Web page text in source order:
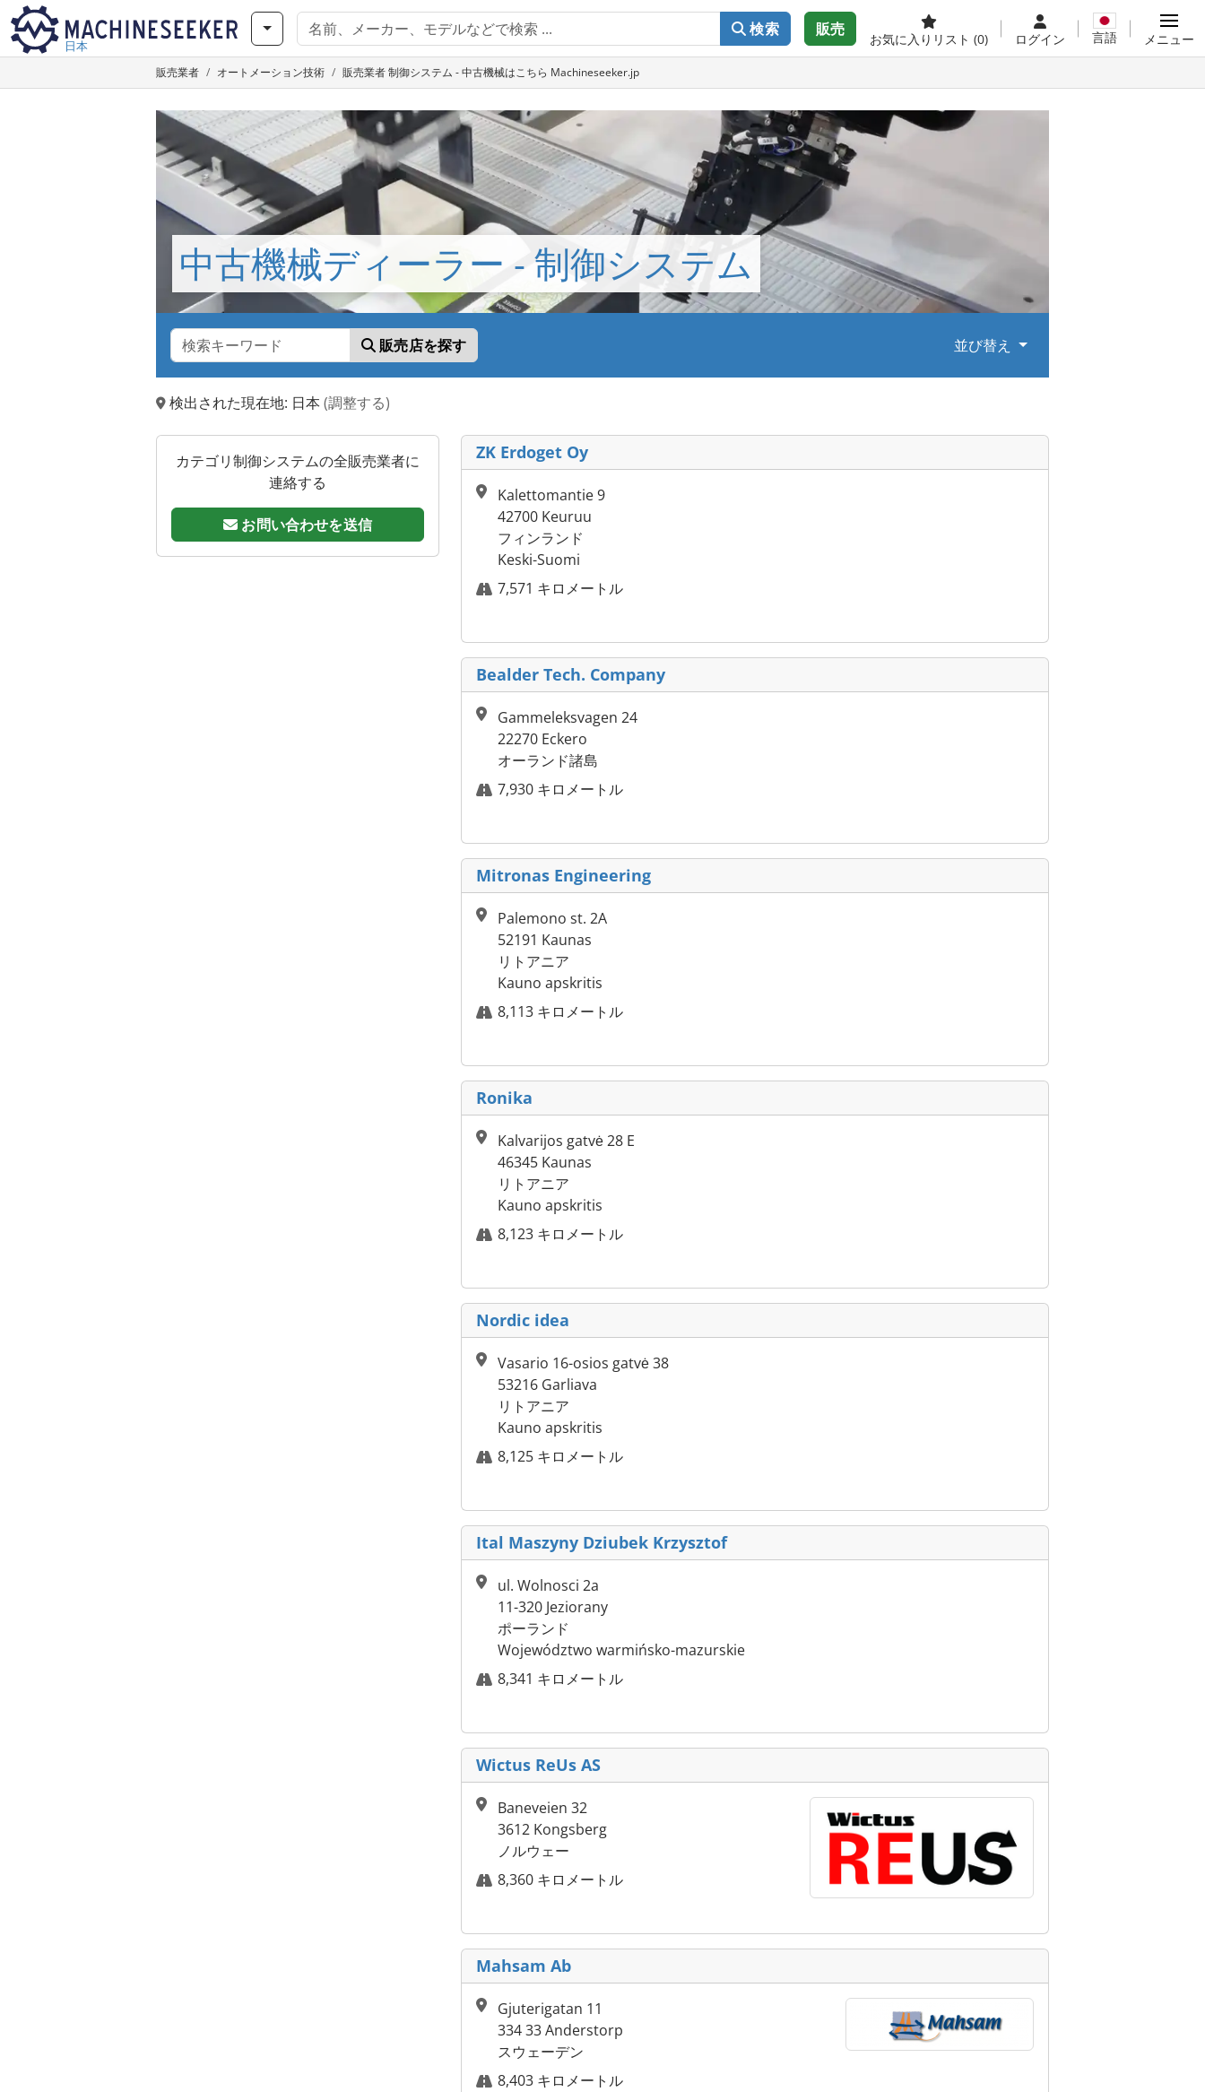
日本
検索 販売
お気に入りリスト (0) ログイン 言語 メニュー
販売業者 オートメーション技術 販売業者 制御システム - 中古機械はこちら Machineseeker.jp
中古機械ディーラー - 制御システム
販売店を探す 並び替え
検出された現在地: 日本 (調整する)
カテゴリ制御システムの全販売業者に
連絡する
お問い合わせを送信
ZK Erdoget Oy
Kalettomantie 9
42700 Keuruu
フィンランド
Keski-Suomi
7,571 キロメートル
Bealder Tech. Company
Gammeleksvagen 24
22270 Eckero
オーランド諸島
7,930 キロメートル
Mitronas Engineering
Palemono st. 2A
52191 Kaunas
リトアニア
Kauno apskritis
8,113 キロメートル
Ronika
Kalvarijos gatvė 28 E
46345 Kaunas
リトアニア
Kauno apskritis
8,123 キロメートル
Nordic idea
Vasario 16-osios gatvė 38
53216 Garliava
リトアニア
Kauno apskritis
8,125 キロメートル
Ital Maszyny Dziubek Krzysztof
ul. Wolnosci 2a
11-320 Jeziorany
ポーランド
Województwo warmińsko-mazurskie
8,341 キロメートル
Wictus ReUs AS
Baneveien 32
3612 Kongsberg
ノルウェー
8,360 キロメートル
Mahsam Ab
Gjuterigatan 11
334 33 Anderstorp
スウェーデン
8,403 キロメートル